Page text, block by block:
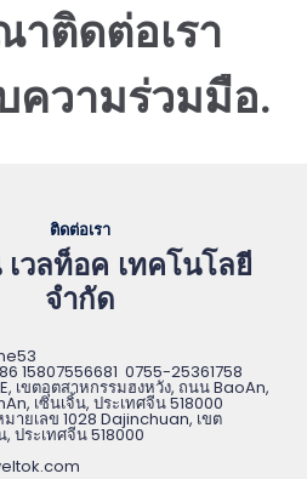
าติดต่อเรา
ความร่วมมือ.
ติดต่อเรา
เวลท็อค เทคโนโลยี
จำกัด
15807556681 0755-25361758
เขตอุตสาหกรรมฮงหวัง, ถนน BaoAn,
เซินเจิ้น, ประเทศจีน 518000
ายเลข 1028 Dajinchuan, เขต
ประเทศจีน 518000